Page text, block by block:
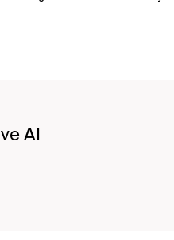
AI